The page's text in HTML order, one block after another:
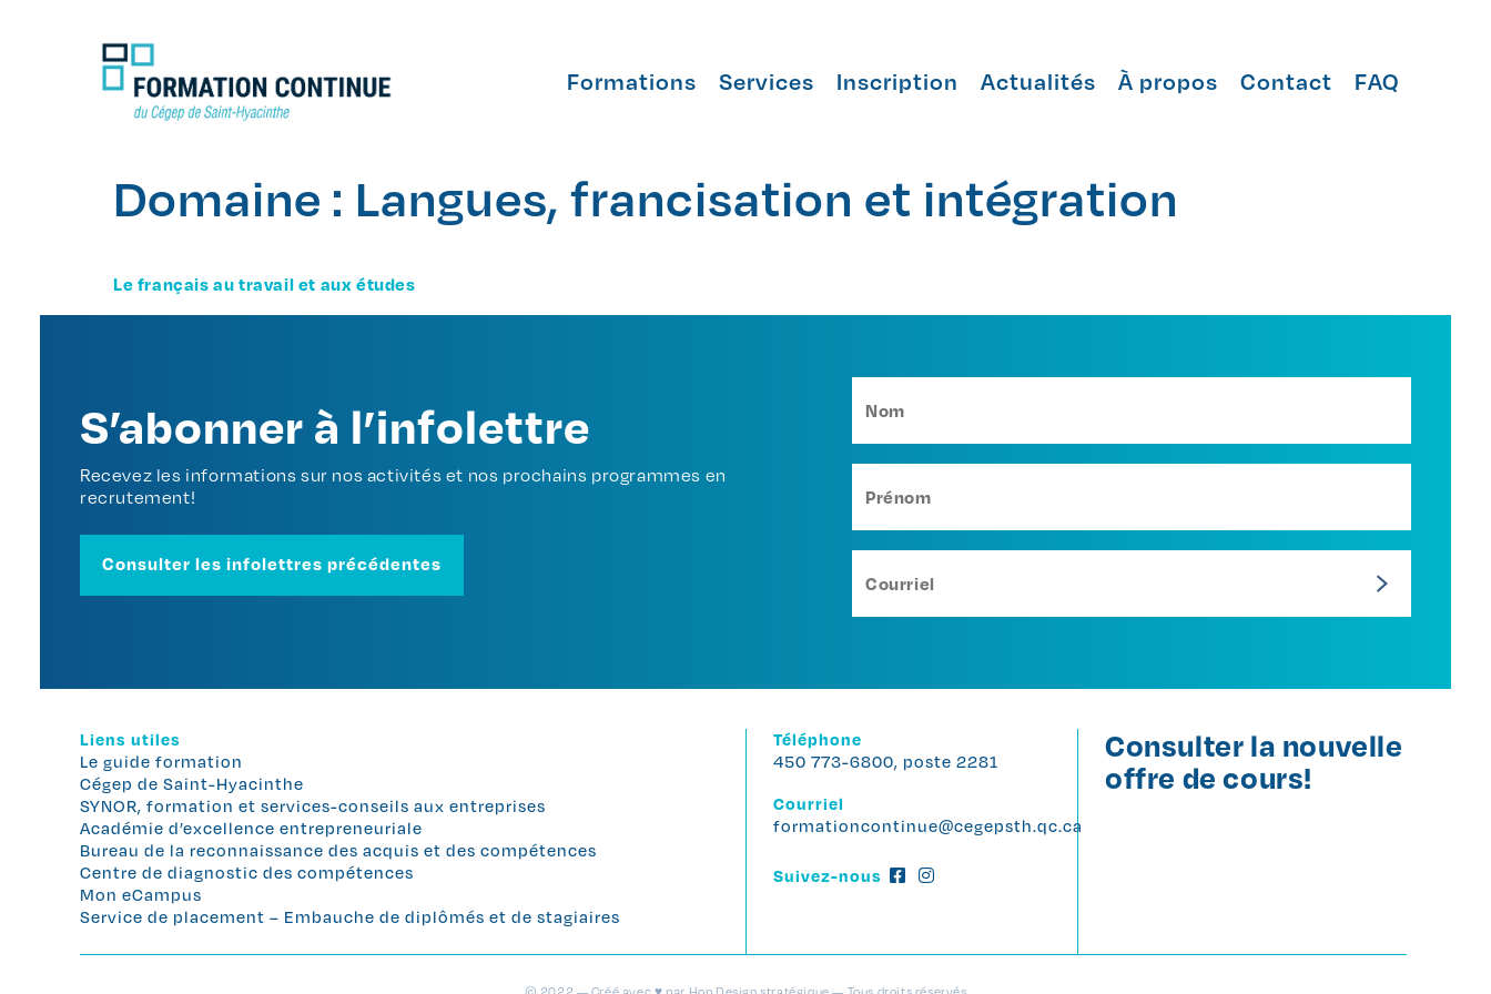
Formations Services Inscription Actualités À propos Contact FAQ
Domaine : Langues, francisation et intégration
Le français au travail et aux études
S’abonner à l’infolettre
Recevez les informations sur nos activités et nos prochains programmes en
recrutement!
Consulter les infolettres précédentes
Liens utiles
Le guide formation
Cégep de Saint-Hyacinthe
SYNOR, formation et services-conseils aux entreprises
Académie d’excellence entrepreneuriale
Bureau de la reconnaissance des acquis et des compétences
Centre de diagnostic des compétences
Mon eCampus
Service de placement – Embauche de diplômés et de stagiaires
Téléphone
450 773-6800, poste 2281
Courriel
formationcontinue@cegepsth.qc.ca
Suivez-nous
Consulter la nouvelle
offre de cours!